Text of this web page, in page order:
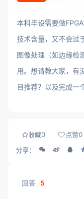
本科毕设需要做
技术含量，又不会过
图像处理（如边缘检
用。想请教大家，有
目推荐？以及完成一
收藏0 点赞0
分享：
回答 5